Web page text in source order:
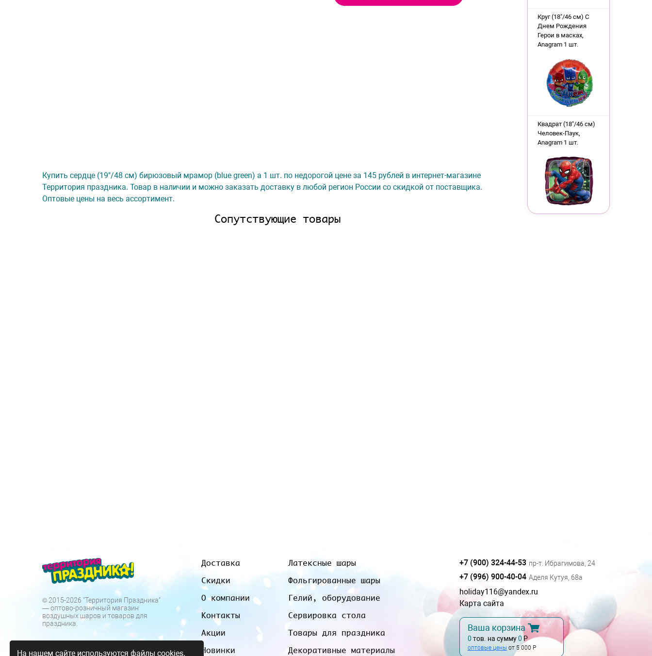
Купить сердце (19"/48 см) бирюзовый мрамор (blue green) а 1 шт. по недорогой цене за 145 рублей в интернет-магазине
Территория праздника. Товар в наличии и можно заказать доставку в любой регион России со скидкой от поставщика.
Оптовые цены на весь ассортимент.
Сопутствующие товары
Круг (18"/46 см) С
Днем Рождения
Герои в масках,
Anagram 1 шт.
Квадрат (18"/46 см)
Человек-Паук,
Anagram 1 шт.
© 2015-2026 "Территория Праздника"
— оптово-розничный магазин
воздушных шаров и товаров для
праздника.
Доставка
Скидки
О компании
Контакты
Акции
Новинки
Латексные шары
Фольгированные шары
Гелий, оборудование
Сервировка стола
Товары для праздника
Декоративные материалы
+7 (900) 324-44-53 пр-т. Ибрагимова, 24
+7 (996) 900-40-04 Аделя Кутуя, 68а
holiday116@yandex.ru
Карта сайта
Ваша корзина
0 тов. на сумму0 Р
оптовые цены от 5 000 Р
На нашем сайте используются файлы cookies.